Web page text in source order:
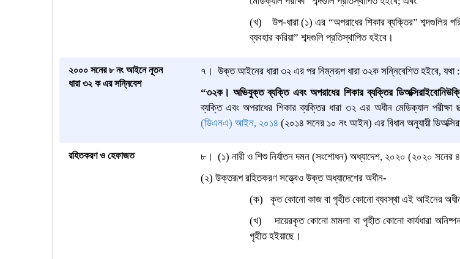
(খ) উপ-ধারা (১) এর “অপরাধের শিকার ব্যক্তির” শব্দগুলির
ব্যবহার করিয়া” শব্দগুলি প্রতিস্থাপিত হইবে।
২০০০ সনের ৮ নং আইনে নূতন
ধারা ৩২ ক এর সন্নিবেশ
৭ । উক্ত আইনের ধারা ৩২ এর পর নিম্নরূপ ধারা ৩২ক সন্নিবেশিত হইবে, যথা
“৩২ক। অভিযুক্ত ব্যক্তি এবং অপরাধের শিকার ব্যক্তির
ব্যক্তি এবং অপরাধের শিকার ব্যক্তির ধারা ৩২ এর অধীন মেডিক্যাল
(ডিএনএ) আইন, ২০১৪ (২০১৪ সনের ১০ নং আইন) এর বিধান অনুযায়ী
রহিতকরণ ও হেফাজত ৮। (১) নারী ও শিশু নির্যাতন দমন (সংশোধন) অধ্যাদেশ, ২০২০ (২০২০ সনের
(২) উক্তরূপ রহিতকরণ সত্ত্বেও উক্ত অধ্যাদেশের অধীন-
(ক) কৃত কোনো কাজ বা গৃহীত কোনো ব্যবস্থা এই আইনের অধীন
(খ) দায়েরকৃত কোনো মামলা বা গৃহীত কোনো কার্যধারা
গৃহীত হইয়াছে।